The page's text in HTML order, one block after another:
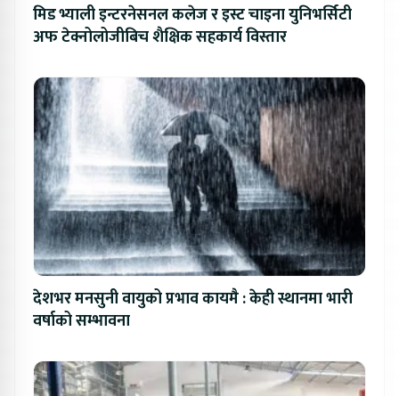
मिड भ्याली इन्टरनेसनल कलेज र इस्ट चाइना युनिभर्सिटी
अफ टेक्नोलोजीबिच शैक्षिक सहकार्य विस्तार
देशभर मनसुनी वायुको प्रभाव कायमै : केही स्थानमा भारी
वर्षाको सम्भावना